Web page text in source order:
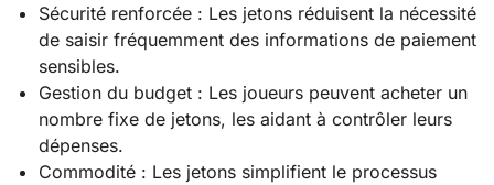
Sécurité renforcée : Les jetons réduisent la nécessité
de saisir fréquemment des informations de paiement
sensibles.
Gestion du budget : Les joueurs peuvent acheter un
nombre fixe de jetons, les aidant à contrôler leurs
dépenses.
Commodité : Les jetons simplifient le processus